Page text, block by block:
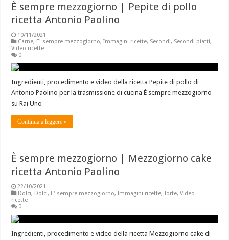
È sempre mezzogiorno | Pepite di pollo
ricetta Antonio Paolino
10/11/2021
Carne, E' sempre mezzogiorno,Immagini ricette, Secondi, Secondi piatti,
Video ricette
0
Ingredienti, procedimento e video della ricetta Pepite di pollo di
Antonio Paolino per la trasmissione di cucina È sempre mezzogiorno
su Rai Uno
Continua a leggere »
È sempre mezzogiorno | Mezzogiorno cake
ricetta Antonio Paolino
22/10/2021
Dolci, Dolci, E' sempre mezzogiorno,Immagini ricette,Torte,Video
ricette
0
Ingredienti, procedimento e video della ricetta Mezzogiorno cake di